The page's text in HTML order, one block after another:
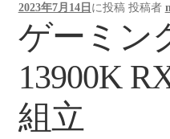
ス
キ
ッ
プ
ッ
プ
支払い
お買い物カゴ
お買い物ガイド
2023年7月14日 に投稿 投稿者
ゲーミン
13900K
組立